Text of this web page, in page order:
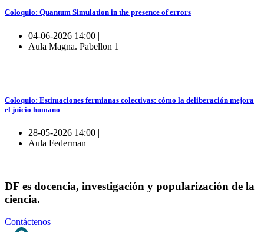
Coloquio: Quantum Simulation in the presence of errors
04-06-2026 14:00 |
Aula Magna. Pabellon 1
Coloquio: Estimaciones fermianas colectivas: cómo la deliberación mejora
el juicio humano
28-05-2026 14:00 |
Aula Federman
DF es docencia, investigación y popularización de la
ciencia.
Contáctenos